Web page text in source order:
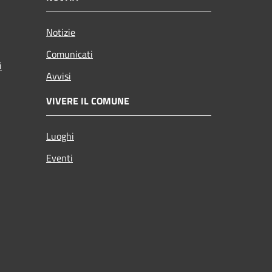
Notizie
Comunicati
Avvisi
VIVERE IL COMUNE
Luoghi
Eventi